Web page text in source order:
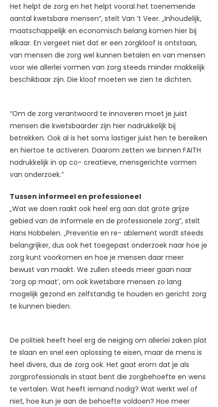
Het helpt de zorg en het helpt vooral het toenemende
aantal kwetsbare mensen”, stelt Van ’t Veer. „Inhoudelijk,
maatschappelijk en economisch belang komen hier bij
elkaar. En vergeet niet dat er een zorgkloof is ontstaan,
van mensen die zorg wel kunnen betalen en van mensen
voor wie allerlei vormen van zorg steeds minder makkelijk
beschikbaar zijn. Die kloof moeten we zien te dichten.
“Om de zorg verantwoord te innoveren moet je juist
mensen die kwetsbaarder zijn hier nadrukkelijk bij
betrekken. Ook al is het soms lastiger juist hen te bereiken
en hiertoe te activeren. Daarom zetten we binnen FAITH
nadrukkelijk in op co- creatieve, mensgerichte vormen
van onderzoek.”
Tussen informeel en professioneel
„Wat we doen raakt ook heel erg aan dat grote grijze
gebied van de informele en de professionele zorg”, stelt
Hans Hobbelen. „Preventie en re- ablement wordt steeds
belangrijker, dus ook het toegepast onderzoek naar hoe je
zorg kunt voorkomen en hoe je mensen daar meer
bewust van maakt. We zullen steeds meer gaan naar
‘zorg op maat’, om ook kwetsbare mensen zo lang
mogelijk gezond en zelfstandig te houden en gericht zorg
te kunnen bieden.
De politiek heeft heel erg de neiging om allerlei zaken plat
te slaan en snel een oplossing te eisen, maar de mens is
heel divers, dus de zorg ook. Het gaat erom dat je als
zorgprofessionals in staat bent die zorgbehoefte en wens
te vertalen. Wat heeft iemand nodig? Wat werkt wel of
niet, hoe kun je aan de behoefte voldoen? Hoe meer